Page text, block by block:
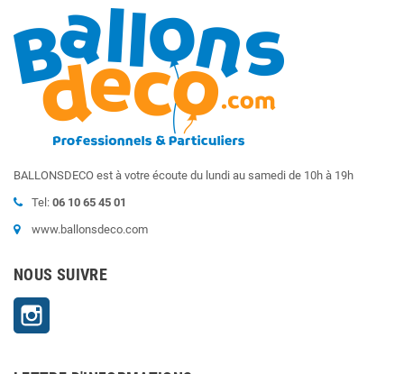
BALLONSDECO est à votre écoute du lundi au samedi de 10h à 19h
Tel: 06 10 65 45 01
www.ballonsdeco.com
NOUS SUIVRE